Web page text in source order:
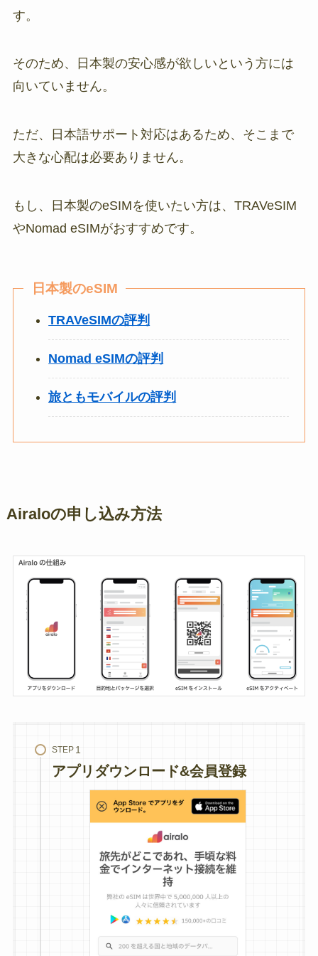
す。
そのため、日本製の安心感が欲しいという方には
向いていません。
ただ、日本語サポート対応はあるため、そこまで
大きな心配は必要ありません。
もし、日本製のeSIMを使いたい方は、TRAVeSIM
やNomad eSIMがおすすめです。
日本製のeSIM
TRAVeSIMの評判
Nomad eSIMの評判
旅ともモバイルの評判
Airaloの申し込み方法
STEP
アプリダウンロード&会員登録